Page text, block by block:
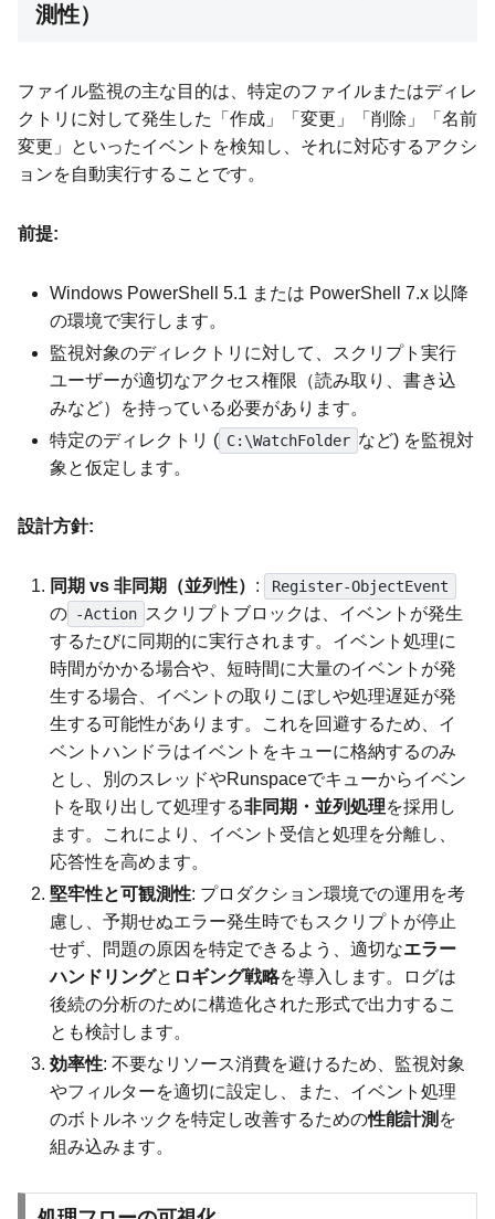
測性）
ファイル監視の主な目的は、特定のファイルまたはディレ
クトリに対して発生した「作成」「変更」「削除」「名前
変更」といったイベントを検知し、それに対応するアクシ
ョンを自動実行することです。
前提:
Windows PowerShell 5.1 または PowerShell 7.x 以降
の環境で実行します。
監視対象のディレクトリに対して、スクリプト実行
ユーザーが適切なアクセス権限（読み取り、書き込
みなど）を持っている必要があります。
特定のディレクトリ ( C:\WatchFolder など) を監視対
象と仮定します。
設計方針:
同期 vs 非同期（並列性） : Register-ObjectEvent
の -Action スクリプトブロックは、イベントが発生
するたびに同期的に実行されます。イベント処理に
時間がかかる場合や、短時間に大量のイベントが発
生する場合、イベントの取りこぼしや処理遅延が発
生する可能性があります。これを回避するため、イ
ベントハンドラはイベントをキューに格納するのみ
とし、別のスレッドやRunspaceでキューからイベン
トを取り出して処理する非同期・並列処理を採用し
ます。これにより、イベント受信と処理を分離し、
応答性を高めます。
堅牢性と可観測性: プロダクション環境での運用を考
慮し、予期せぬエラー発生時でもスクリプトが停止
せず、問題の原因を特定できるよう、適切なエラー
ハンドリングと ロギング戦略を導入します。ログは
後続の分析のために構造化された形式で出力するこ
とも検討します。
効率性: 不要なリソース消費を避けるため、監視対象
やフィルターを適切に設定し、また、イベント処理
のボトルネックを特定し改善するための性能計測 を
組み込みます。